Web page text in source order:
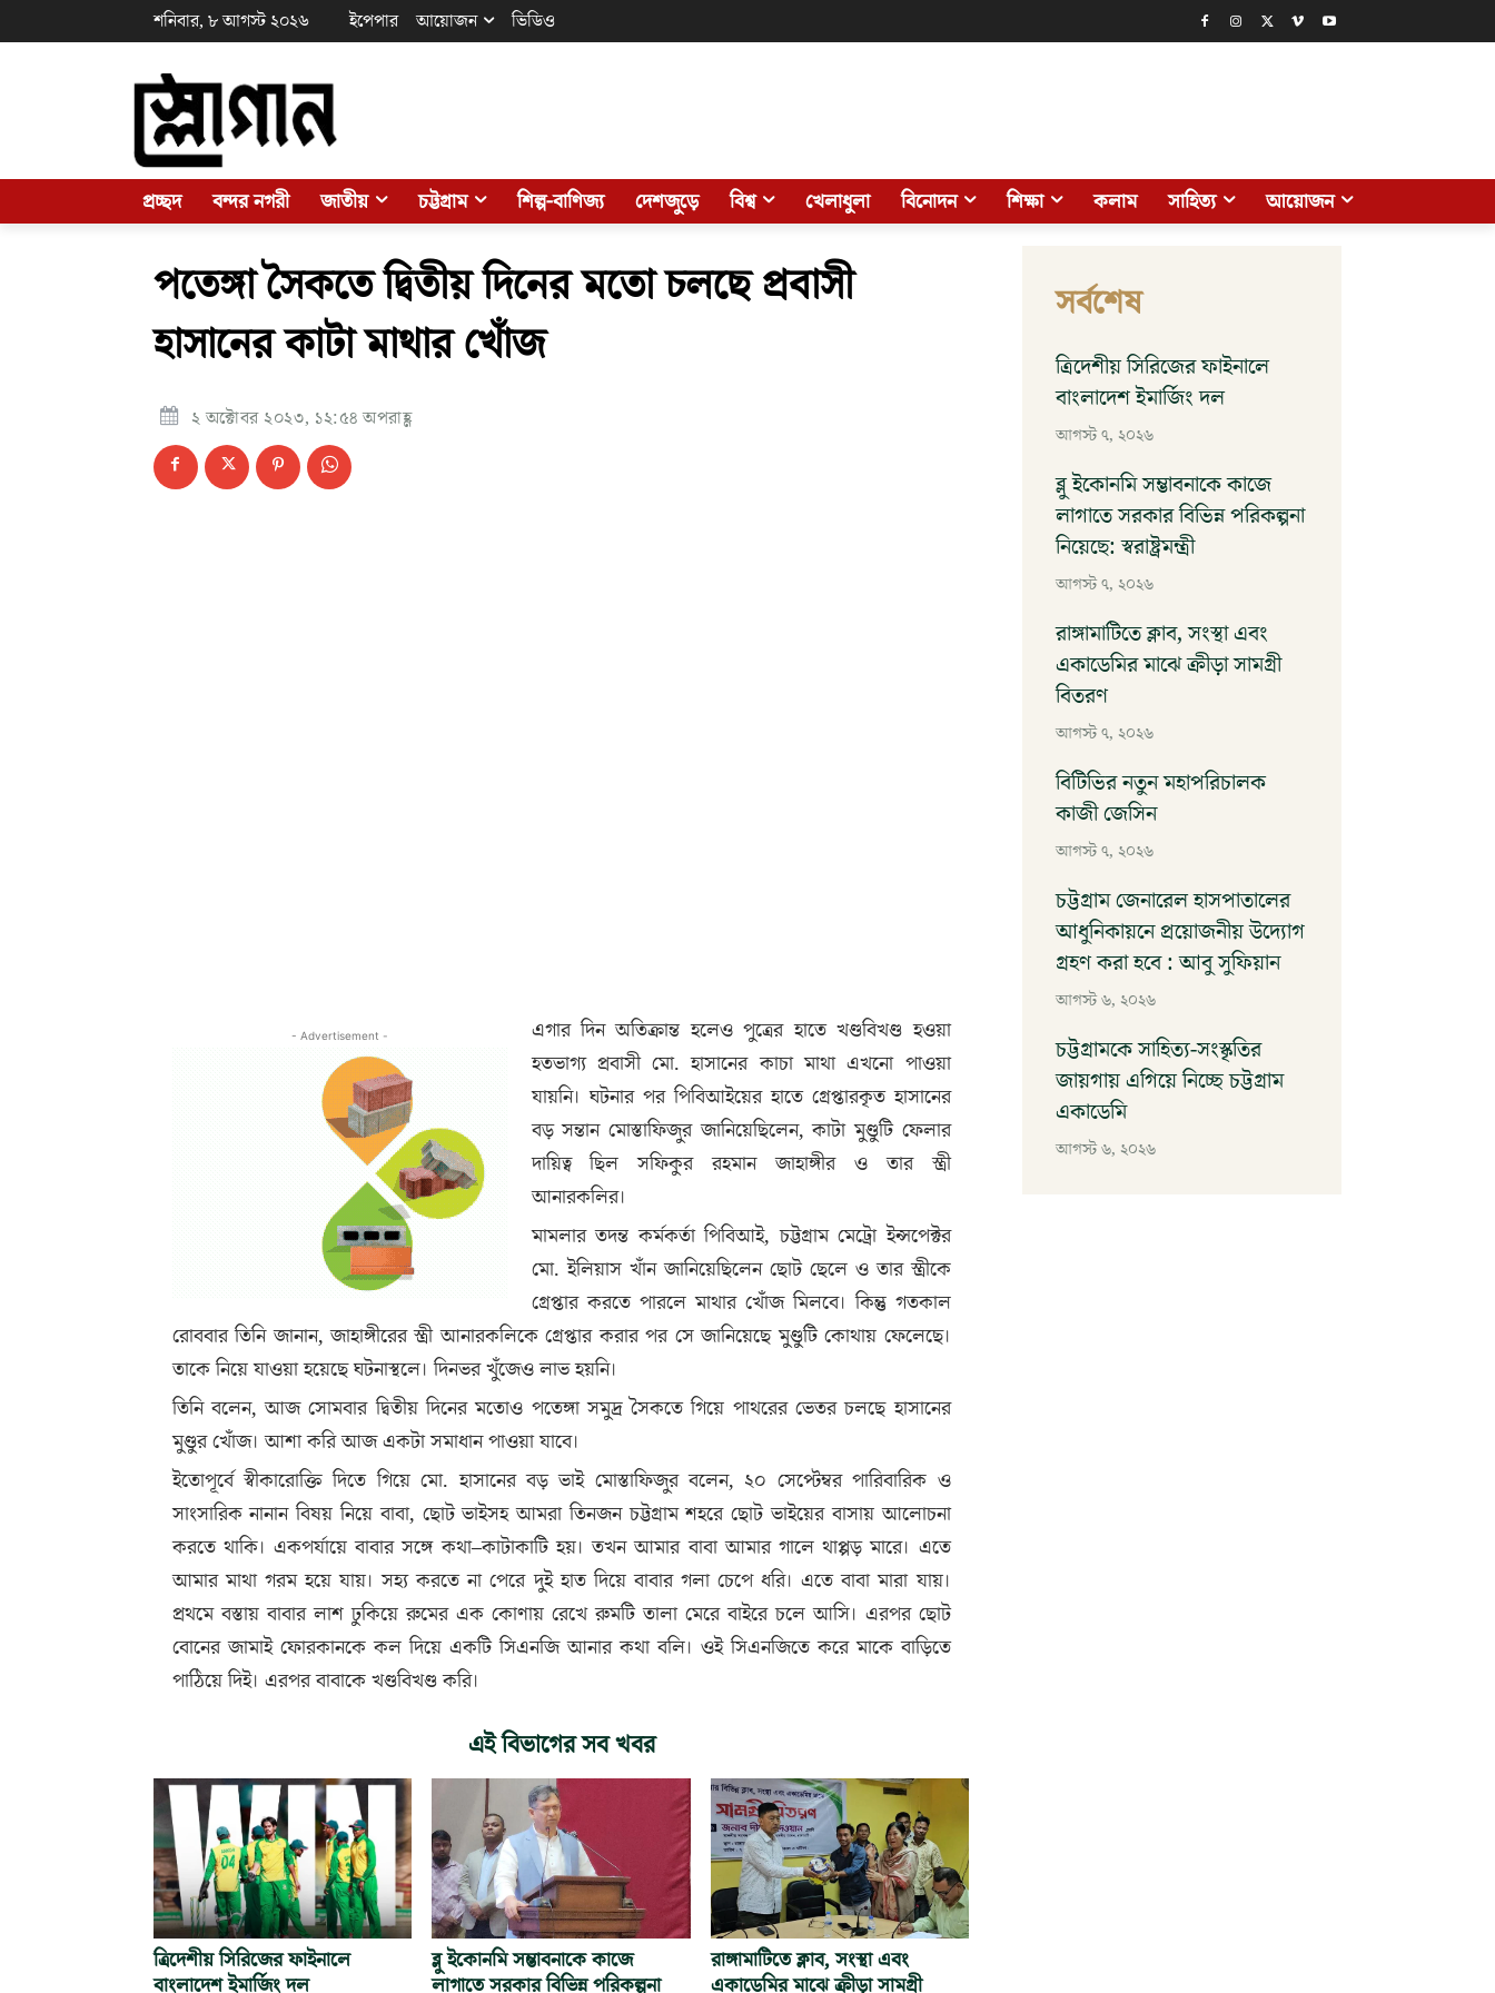
শনিবার, ৮ আগস্ট ২০২৬ ইপেপার আয়োজন ভিডিও
প্রচ্ছদ বন্দর নগরী জাতীয় চট্টগ্রাম শিল্প-বাণিজ্য দেশজুড়ে বিশ্ব খেলাধুলা বিনোদন শিক্ষা কলাম সাহিত্য আয়োজন
পতেঙ্গা সৈকতে দ্বিতীয় দিনের মতো চলছে প্রবাসী
হাসানের কাটা মাথার খোঁজ
২ অক্টোবর ২০২৩, ১২:৫৪ অপরাহ্ণ
- Advertisement -
এগার দিন অতিক্রান্ত হলেও পুত্রের হাতে খণ্ডবিখণ্ড হওয়া
হতভাগ্য প্রবাসী মো. হাসানের কাচা মাথা এখনো পাওয়া
যায়নি। ঘটনার পর পিবিআইয়ের হাতে গ্রেপ্তারকৃত হাসানের
বড় সন্তান মোস্তাফিজুর জানিয়েছিলেন, কাটা মুণ্ডুটি ফেলার
দায়িত্ব ছিল সফিকুর রহমান জাহাঙ্গীর ও তার স্ত্রী
আনারকলির।
মামলার তদন্ত কর্মকর্তা পিবিআই, চট্টগ্রাম মেট্রো ইন্সপেক্টর
মো. ইলিয়াস খাঁন জানিয়েছিলেন ছোট ছেলে ও তার স্ত্রীকে
গ্রেপ্তার করতে পারলে মাথার খোঁজ মিলবে। কিন্তু গতকাল
রোববার তিনি জানান, জাহাঙ্গীরের স্ত্রী আনারকলিকে গ্রেপ্তার করার পর সে জানিয়েছে মুণ্ডুটি কোথায় ফেলেছে।
তাকে নিয়ে যাওয়া হয়েছে ঘটনাস্থলে। দিনভর খুঁজেও লাভ হয়নি।
তিনি বলেন, আজ সোমবার দ্বিতীয় দিনের মতোও পতেঙ্গা সমুদ্র সৈকতে গিয়ে পাথরের ভেতর চলছে হাসানের
মুণ্ডুর খোঁজ। আশা করি আজ একটা সমাধান পাওয়া যাবে।
ইতোপূর্বে স্বীকারোক্তি দিতে গিয়ে মো. হাসানের বড় ভাই মোস্তাফিজুর বলেন, ২০ সেপ্টেম্বর পারিবারিক ও
সাংসারিক নানান বিষয় নিয়ে বাবা, ছোট ভাইসহ আমরা তিনজন চট্টগ্রাম শহরে ছোট ভাইয়ের বাসায় আলোচনা
করতে থাকি। একপর্যায়ে বাবার সঙ্গে কথা–কাটাকাটি হয়। তখন আমার বাবা আমার গালে থাপ্পড় মারে। এতে
আমার মাথা গরম হয়ে যায়। সহ্য করতে না পেরে দুই হাত দিয়ে বাবার গলা চেপে ধরি। এতে বাবা মারা যায়।
প্রথমে বস্তায় বাবার লাশ ঢুকিয়ে রুমের এক কোণায় রেখে রুমটি তালা মেরে বাইরে চলে আসি। এরপর ছোট
বোনের জামাই ফোরকানকে কল দিয়ে একটি সিএনজি আনার কথা বলি। ওই সিএনজিতে করে মাকে বাড়িতে
পাঠিয়ে দিই। এরপর বাবাকে খণ্ডবিখণ্ড করি।
এই বিভাগের সব খবর
ত্রিদেশীয় সিরিজের ফাইনালে
বাংলাদেশ ইমার্জিং দল
ব্লু ইকোনমি সম্ভাবনাকে কাজে
লাগাতে সরকার বিভিন্ন পরিকল্পনা
রাঙ্গামাটিতে ক্লাব, সংস্থা এবং
একাডেমির মাঝে ক্রীড়া সামগ্রী
সর্বশেষ
ত্রিদেশীয় সিরিজের ফাইনালে
বাংলাদেশ ইমার্জিং দল
আগস্ট ৭, ২০২৬
ব্লু ইকোনমি সম্ভাবনাকে কাজে
লাগাতে সরকার বিভিন্ন পরিকল্পনা
নিয়েছে: স্বরাষ্ট্রমন্ত্রী
আগস্ট ৭, ২০২৬
রাঙ্গামাটিতে ক্লাব, সংস্থা এবং
একাডেমির মাঝে ক্রীড়া সামগ্রী
বিতরণ
আগস্ট ৭, ২০২৬
বিটিভির নতুন মহাপরিচালক
কাজী জেসিন
আগস্ট ৭, ২০২৬
চট্টগ্রাম জেনারেল হাসপাতালের
আধুনিকায়নে প্রয়োজনীয় উদ্যোগ
গ্রহণ করা হবে : আবু সুফিয়ান
আগস্ট ৬, ২০২৬
চট্টগ্রামকে সাহিত্য-সংস্কৃতির
জায়গায় এগিয়ে নিচ্ছে চট্টগ্রাম
একাডেমি
আগস্ট ৬, ২০২৬